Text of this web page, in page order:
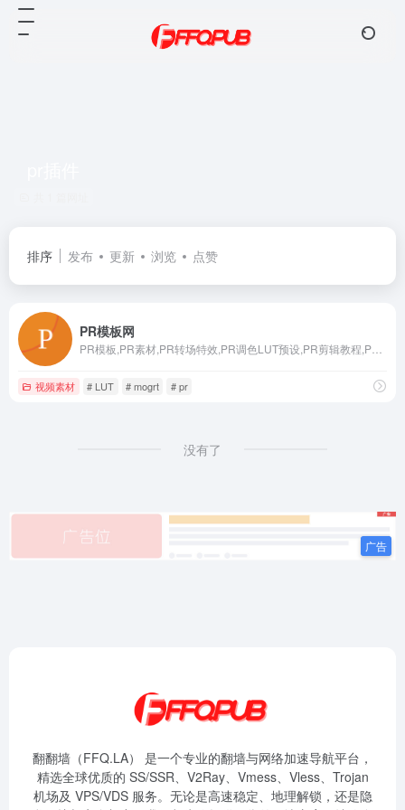
排序 发布 更新 浏览 点赞
PR模板网
视频素材 # LUT # mogrt # pr
没有了
翻翻墙（FFQ.LA） 是一个专业的翻墙与网络加速导航平台，
精选全球优质的 SS/SSR、V2Ray、Vmess、Vless、Trojan
机场及 VPS/VDS 服务。无论是高速稳定、地理解锁，还是隐